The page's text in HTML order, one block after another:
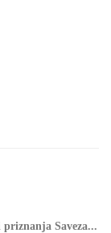
Sаvеzа...